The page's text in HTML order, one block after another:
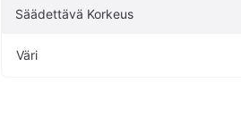
Säädettävä Korkeus
Väri